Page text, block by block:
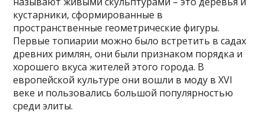
кустарники, сформированные в
пространственные геометрические фигуры.
Первые топиарии можно было встретить в садах
древних римлян, они были признаком порядка и
хорошего вкуса жителей этого города. В
европейской культуре они вошли в моду в XVI
веке и пользовались большой популярностью
среди элиты.